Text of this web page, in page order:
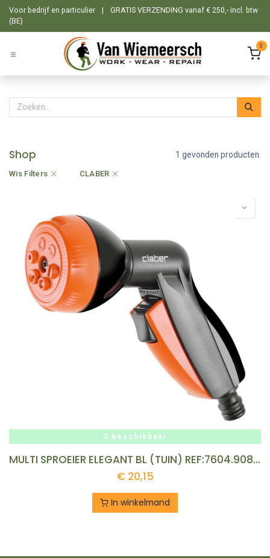
Overslaan naar inhoud
Voor bedrijf en particulier |
GRATIS VERZENDING vanaf € 250,- incl. btw
(BE)
0
Shop 1 gevonden producten.
Wis Filters CLABER
3 beschikbaar
MULTI SPROEIER ELEGANT BL (TUIN) REF:7604.9083 CLABER
€ 20,15
In winkelmand